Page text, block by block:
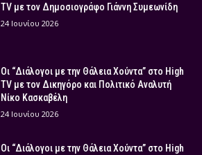
TV με τον Δημοσιογράφο Γιάννη Συμεωνίδη
24 Ιουνίου 2026
Οι “Διάλογοι με την Θάλεια Χούντα” στο High
TV με τον Δικηγόρο και Πολιτικό Αναλυτή
Νίκο Κασκαβέλη
24 Ιουνίου 2026
Οι “Διάλογοι με την Θάλεια Χούντα” στο High